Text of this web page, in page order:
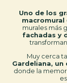
Uno de los
macromural
murales más
fachadas y
Muy cerca
Gardeliana,
donde la